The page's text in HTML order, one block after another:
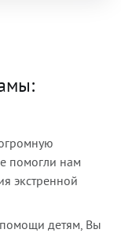
помогли нам
экстренной
детям, Вы